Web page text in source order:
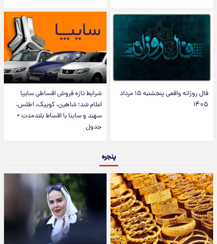
فال روزانه واقعی پنجشنبه ۱۵ مرداد
۱۴۰۵
شرایط تازه فروش اقساطی سایپا
اعلام شد؛ شاهین، کوییک، اطلس،
سهند و ساینا با اقساط بلندمدت +
جدول
پنجره